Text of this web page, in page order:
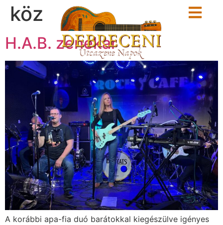
köz
H.A.B. zenekar
A korábbi apa-fia duó barátokkal kiegészülve igényes